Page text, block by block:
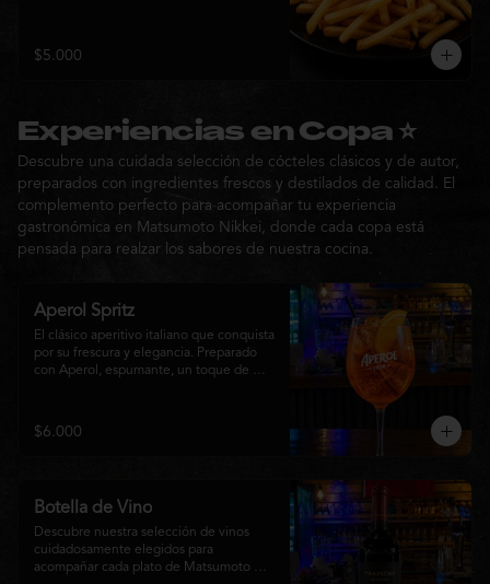
$5.000
Experiencias en Copa ⭐
Descubre una cuidada selección de cócteles clásicos y de autor,
preparados con ingredientes frescos y destilados de calidad. El
complemento perfecto para acompañar tu experiencia
gastronómica en Matsumoto Nikkei, donde cada copa está
pensada para realzar los sabores de nuestra cocina.
Aperol Spritz
El clásico aperitivo italiano que conquista
por su frescura y elegancia. Preparado
con Aperol, espumante, un toque de
refrescante y de notas cítricas, perfecto
para disfrutar antes de la comida o
$6.000
Botella de Vino
Descubre nuestra selección de vinos
cuidadosamente elegidos para
acompañar cada plato de Matsumoto